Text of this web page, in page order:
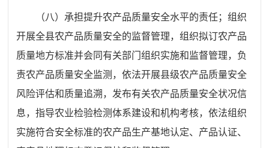
（八）承担提升农产品质量安全水平的责任；组织
开展全县农产品质量安全的监督管理，组织拟订农产品
质量地方标准并会同有关部门组织实施和监督管理，负
责农产品质量安全监测，依法开展县级农产品质量安全
风险评估和质量追溯，发布有关农产品质量安全状况信
息，指导农业检验检测体系建设和机构考核，依法组织
实施符合安全标准的农产品生产基地认定、产品认证、